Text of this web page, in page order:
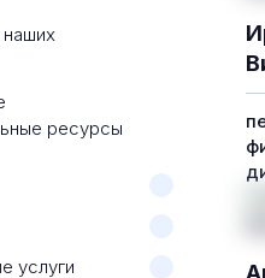
ресурсы
услуги